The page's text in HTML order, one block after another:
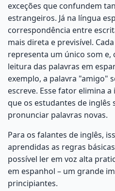
exceções que confundem
estrangeiros. Já na língua
correspondência entre
mais direta e previsível.
representa um único som e,
leitura das palavras em
exemplo, a palavra "amigo"
escreve. Esse fator elimina
que os estudantes de inglês
pronunciar palavras novas.
Para os falantes de inglês,
aprendidas as regras
possível ler em voz alta
em espanhol – um grande
principiantes.